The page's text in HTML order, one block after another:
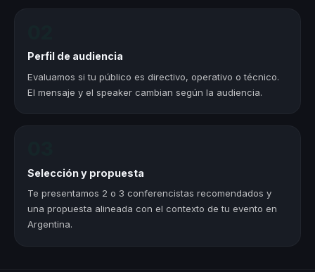
Perfil de audiencia
Evaluamos si tu público es directivo, operativo o técnico.
El mensaje y el speaker cambian según la audiencia.
Selección y propuesta
Te presentamos 2 o 3 conferencistas recomendados y
una propuesta alineada con el contexto de tu evento en
Argentina.